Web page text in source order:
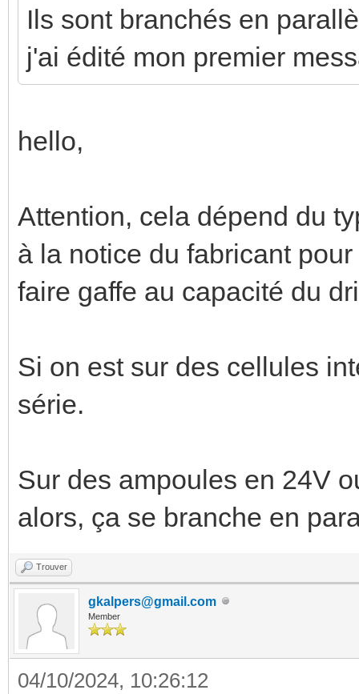
Ils sont branchés en
j'ai édité mon premier
hello,
Attention, cela dépend du
à la notice du fabricant
faire gaffe au capacité du
Si on est sur des cellules
série.
Sur des ampoules en 24V
alors, ça se branche en
Trouver
gkalpers@gmail.com
Member
04/10/2024, 10:26:12